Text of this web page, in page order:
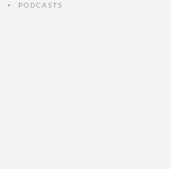
• PODCASTS